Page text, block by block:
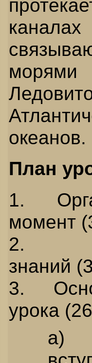
океанов.
План
1.
момент
2.
знаний
3.
урока
а)